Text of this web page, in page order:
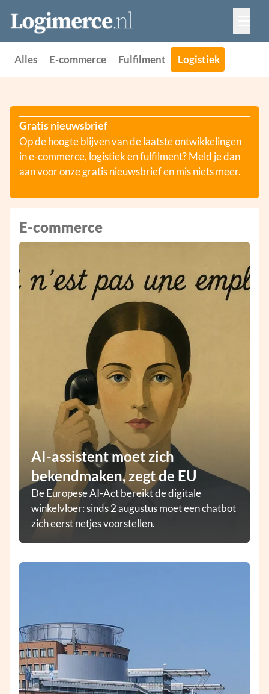
Vacatures
Events
Alles E-commerce Fulfilment Logistiek
Gratis nieuwsbrief
Op de hoogte blijven van de laatste ontwikkelingen
in e-commerce, logistiek en fulfilment? Meld je dan
aan voor onze gratis nieuwsbrief en mis niets meer.
E-commerce
AI-assistent moet zich
bekendmaken, zegt de EU
De Europese AI-Act bereikt de digitale
winkelvloer: sinds 2 augustus moet een chatbot
zich eerst netjes voorstellen.